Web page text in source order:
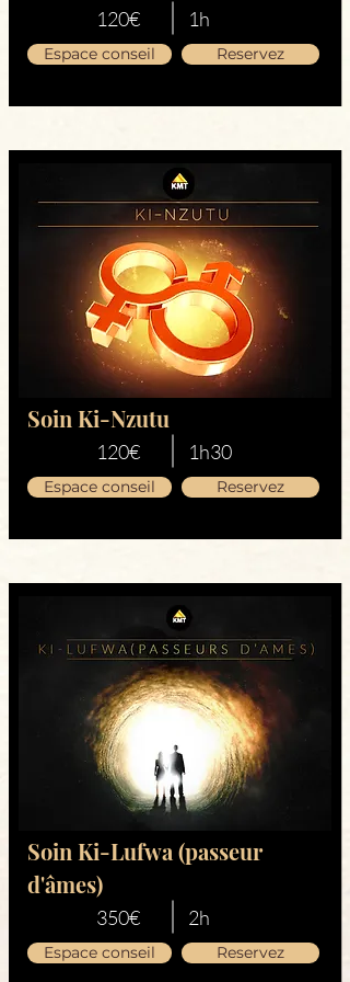
120€ 1h
Espace conseil Reservez
Soin Ki-Nzutu
120€ 1h30
Espace conseil Reservez
Soin Ki-Lufwa (passeur
d'âmes)
350€ 2h
Espace conseil Reservez